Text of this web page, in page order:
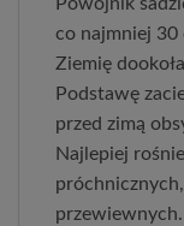
Powojnik
co najmniej 30
Ziemię
Podstawę
przed zimą
Najlepiej